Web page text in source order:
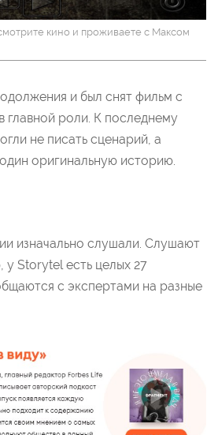
кино и проживаете с Максом
и был снят фильм с
роли. К последнему
не писать сценарий, а
оригинальную историю.
изначально слушали. Слушают
у Storytel есть целых 27
с экспертами на разные